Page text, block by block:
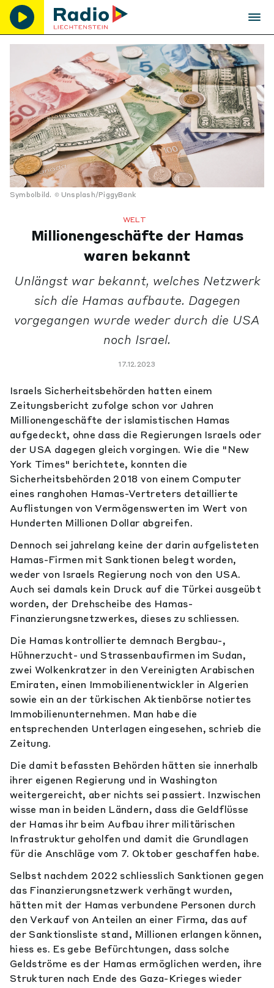
Symbolbild. Unsplash/PiggyBank
WELT
Millionengeschäfte der Hamas
waren bekannt
Unlängst war bekannt, welches Netzwerk
sich die Hamas aufbaute. Dagegen
vorgegangen wurde weder durch die USA
noch Israel.
17.12.2023
Israels Sicherheitsbehörden hatten einem
Zeitungsbericht zufolge schon vor Jahren
Millionengeschäfte der islamistischen Hamas
aufgedeckt, ohne dass die Regierungen Israels oder
der USA dagegen gleich vorgingen. Wie die "New
York Times" berichtete, konnten die
Sicherheitsbehörden 2018 von einem Computer
eines ranghohen Hamas-Vertreters detaillierte
Auflistungen von Vermögenswerten im Wert von
Hunderten Millionen Dollar abgreifen.
Dennoch sei jahrelang keine der darin aufgelisteten
Hamas-Firmen mit Sanktionen belegt worden,
weder von Israels Regierung noch von den USA.
Auch sei damals kein Druck auf die Türkei ausgeübt
worden, der Drehscheibe des Hamas-
Finanzierungsnetzwerkes, dieses zu schliessen.
Die Hamas kontrollierte demnach Bergbau-,
Hühnerzucht- und Strassenbaufirmen im Sudan,
zwei Wolkenkratzer in den Vereinigten Arabischen
Emiraten, einen Immobilienentwickler in Algerien
sowie ein an der türkischen Aktienbörse notiertes
Immobilienunternehmen. Man habe die
entsprechenden Unterlagen eingesehen, schrieb die
Zeitung.
Die damit befassten Behörden hätten sie innerhalb
ihrer eigenen Regierung und in Washington
weitergereicht, aber nichts sei passiert. Inzwischen
wisse man in beiden Ländern, dass die Geldflüsse
der Hamas ihr beim Aufbau ihrer militärischen
Infrastruktur geholfen und damit die Grundlagen
für die Anschläge vom 7. Oktober geschaffen habe.
Selbst nachdem 2022 schliesslich Sanktionen gegen
das Finanzierungsnetzwerk verhängt wurden,
hätten mit der Hamas verbundene Personen durch
den Verkauf von Anteilen an einer Firma, das auf
der Sanktionsliste stand, Millionen erlangen können,
hiess es. Es gebe Befürchtungen, dass solche
Geldströme es der Hamas ermöglichen werden, ihre
Strukturen nach Ende des Gaza-Krieges wieder